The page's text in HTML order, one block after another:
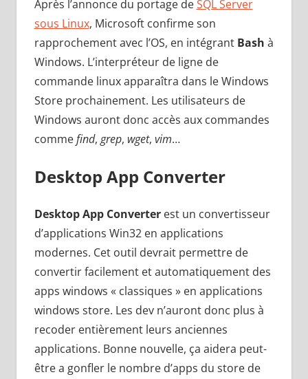
Après l’annonce du portage deSQL Server
sous Linux, Microsoft confirme son
rapprochement avec l’OS, en intégrant Bash à
Windows. L’interpréteur de ligne de
commande linux apparaîtra dans le Windows
Store prochainement. Les utilisateurs de
Windows auront donc accès aux commandes
commefind, grep, wget, vim…
Desktop App Converter
Desktop App Converterest un convertisseur
d’applications Win32 en applications
modernes. Cet outil devrait permettre de
convertir facilement et automatiquement des
apps windows « classiques » en applications
windows store. Les dev n’auront donc plus à
recoder entièrement leurs anciennes
applications. Bonne nouvelle, ça aidera peut-
être a gonfler le nombre d’apps du store de